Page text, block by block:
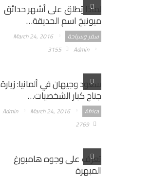
لماذا يُطلق على أشهر حدائق
ميونيخ اسم الحديقة…
سفر وسياحة
March 24, 2016
Admin
3155
سعود وجيهان في ألمانيا: زيارة
جناح كبار الشخصيات…
Africa
March 24, 2016
Admin
2769
تعرف على وجوه هامبورغ
المبهرة